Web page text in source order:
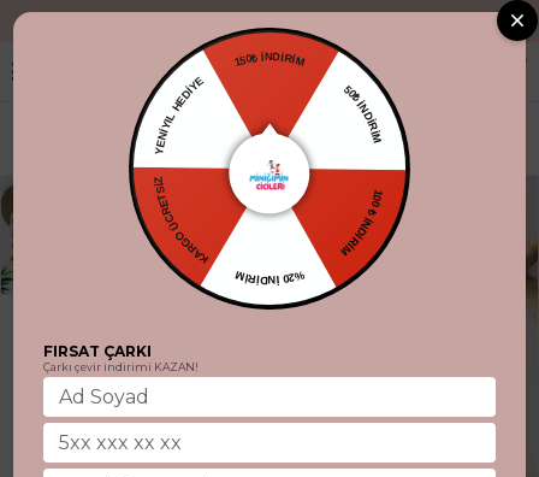
"Aynı gün
150₺ İNDİRİM
50₺ İNDİRİM
100 ₺ İNDİRİM
%20 İNDİRİM
KARGO ÜCRETSİZ
YENİYIL HEDİYE
FIRSAT ÇARKI
Çarkı çevir indirimi KAZAN!